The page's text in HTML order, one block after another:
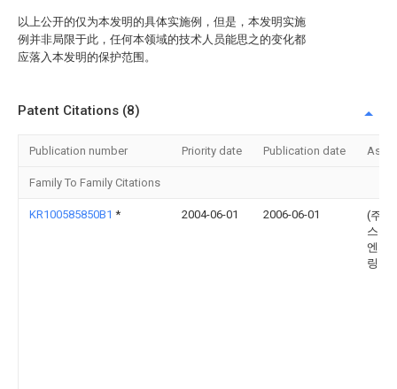
以上公开的仅为本发明的具体实施例，但是，本发明实施
例并非局限于此，任何本领域的技术人员能思之的变化都
应落入本发明的保护范围。
Patent Citations (8)
Publication number Priority date Publication date
Family To Family Citations
KR100585850B1 * 2004-06-01 2006-06-01
(주)
스 구
엔지
링